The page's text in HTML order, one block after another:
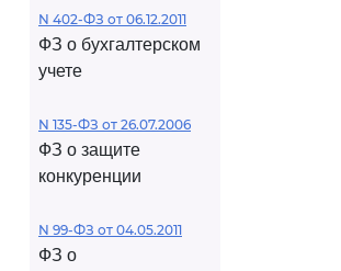
N 402-ФЗ от 06.12.2011
ФЗ о бухгалтерском
учете
N 135-ФЗ от 26.07.2006
ФЗ о защите
конкуренции
N 99-ФЗ от 04.05.2011
ФЗ о